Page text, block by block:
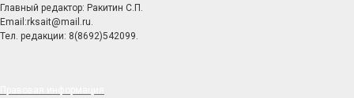
Главный редактор: Ракитин С.П.
Email:rksait@mail.ru.
Тел. редакции: 8(8692)542099.